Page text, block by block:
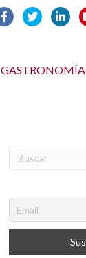
GASTRONOMÍA